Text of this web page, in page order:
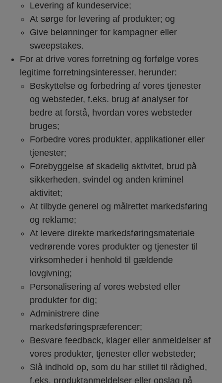
Levering af kundeservice;
At sørge for levering af produkter; og
Give belønninger for kampagner eller
sweepstakes.
For at drive vores forretning og forfølge vores
legitime forretningsinteresser, herunder:
Beskyttelse og forbedring af vores tjenester
og websteder, f.eks. brug af analyser for
bedre at forstå, hvordan vores websteder
bruges;
Forbedre vores produkter, applikationer eller
tjenester;
Forebyggelse af skadelig aktivitet, brud på
sikkerheden, svindel og anden kriminel
aktivitet;
At tilbyde generel og målrettet markedsføring
og reklame;
At levere direkte markedsføringsmateriale
vedrørende vores produkter og tjenester til
virksomheder i henhold til gældende
lovgivning;
Personalisering af vores websted eller
produkter for dig;
Administrere dine
markedsføringspræferencer;
Besvare feedback, klager eller anmeldelser af
vores produkter, tjenester eller websteder;
Slå indhold op, som du har stillet til rådighed,
f.eks. produktanmeldelser eller opslag på